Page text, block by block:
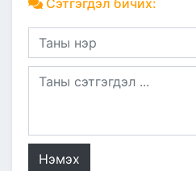
Сэтгэгдэл бичих:
Нэмэх